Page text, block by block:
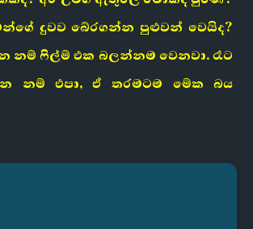
දුවව බේරගන්න පුළුවන් වෙයිද?
නම් ෆිල්ම් එක බලන්නම වෙනවා. රෑට
නම් එපා, ඒ තරමටම මේක බය